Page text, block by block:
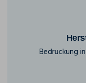
Bedruckung